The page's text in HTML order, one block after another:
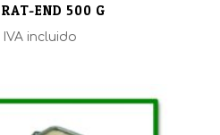
END 500 G
IVA incluido